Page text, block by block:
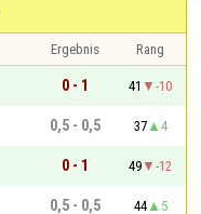
Ergebnis
Rang
0 - 1 41
-10
0,5 - 0,5 37
4
0 - 1 49
-12
0,5 - 0,5 44
5